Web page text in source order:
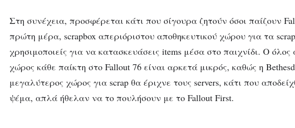
Στη συνέχεια, προσφέρεται κάτι που σίγουρα ζητούν όσοι παίζουν
πρώτη μέρα, scrapbox απεριόριστου αποθηκευτικού χώρου για τα
χρησιμοποιείς για να κατασκευάσεις items μέσα στο παιχνίδι. Ο όλος
χώρος κάθε παίκτη στο Fallout 76 είναι αρκετά μικρός, καθώς η
μεγαλύτερος χώρος για scrap θα έριχνε τους servers, κάτι που
ψέμα, απλά ήθελαν να το πουλήσουν με το Fallout First.